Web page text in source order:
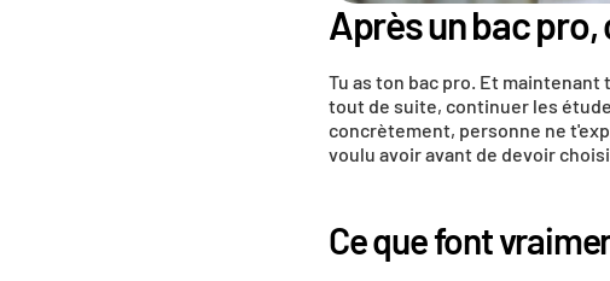
Après un bac
Tu as ton bac pro. Et
tout de suite, continuer les
concrètement, personne ne
voulu avoir avant de devoir
Ce que font